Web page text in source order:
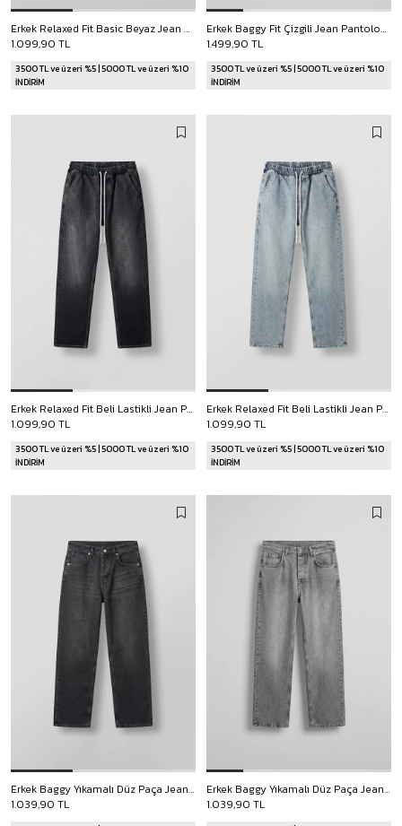
Erkek Relaxed Fit Basic Beyaz Jean Beyaz
1.099,90 TL
3500 TL ve üzeri %5 | 5000 TL ve üzeri %10
İNDİRİM
Erkek Baggy Fit Çizgili Jean Pantolon Bej
1.499,90 TL
3500 TL ve üzeri %5 | 5000 TL ve üzeri %10
İNDİRİM
Erkek Relaxed Fit Beli Lastikli Jean Pantolon Siyah
1.099,90 TL
3500 TL ve üzeri %5 | 5000 TL ve üzeri %10
İNDİRİM
Erkek Relaxed Fit Beli Lastikli Jean Pantolon Açık Mavi
1.099,90 TL
3500 TL ve üzeri %5 | 5000 TL ve üzeri %10
İNDİRİM
Erkek Baggy Yıkamalı Düz Paça Jean Pantolon Siyah
1.039,90 TL
Erkek Baggy Yıkamalı Düz Paça Jean Pantolon Açık Gri
1.039,90 TL